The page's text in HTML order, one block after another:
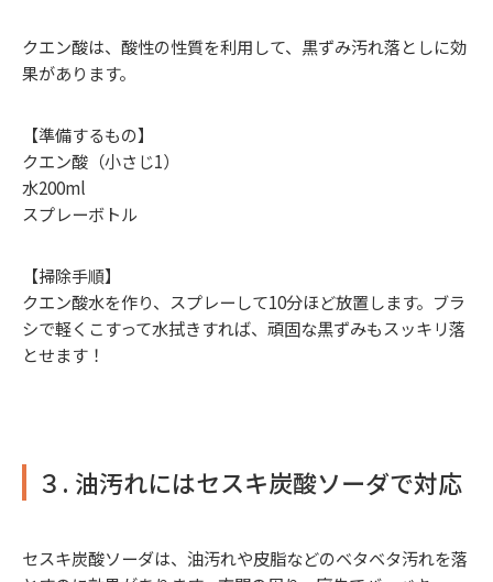
クエン酸は、酸性の性質を利用して、黒ずみ汚れ落としに効
果があります。
【準備するもの】
クエン酸（小さじ1）
水200ml
スプレーボトル
【掃除手順】
クエン酸水を作り、スプレーして10分ほど放置します。ブラ
シで軽くこすって水拭きすれば、頑固な黒ずみもスッキリ落
とせます！
３. 油汚れにはセスキ炭酸ソーダで対応
セスキ炭酸ソーダは、油汚れや皮脂などのベタベタ汚れを落